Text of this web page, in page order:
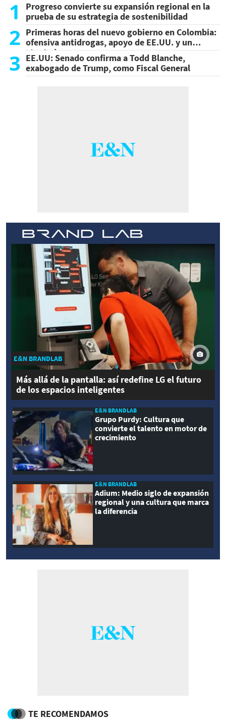
1
Progreso convierte su expansión regional en la
prueba de su estrategia de sostenibilidad
2 Primeras horas del nuevo gobierno en Colombia:
ofensiva antidrogas, apoyo de EE.UU. y un
atentado
3 EE.UU: Senado confirma a Todd Blanche,
exabogado de Trump, como Fiscal General
E&N BRANDLAB
Más allá de la pantalla: así redefine LG el futuro
de los espacios inteligentes
E&N BRANDLAB
Grupo Purdy: Cultura que
convierte el talento en motor de
crecimiento
E&N BRANDLAB
Adium: Medio siglo de expansión
regional y una cultura que marca
la diferencia
TE RECOMENDAMOS